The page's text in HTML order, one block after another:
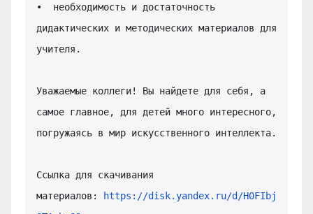
•  необходимость и достаточность
дидактических и методических материалов для
учителя.
Уважаемые коллеги! Вы найдете для себя, а
самое главное, для детей много интересного,
погружаясь в мир искусственного интеллекта.
Ссылка для скачивания
материалов:
https://disk.yandex.ru/d/H0FIbj